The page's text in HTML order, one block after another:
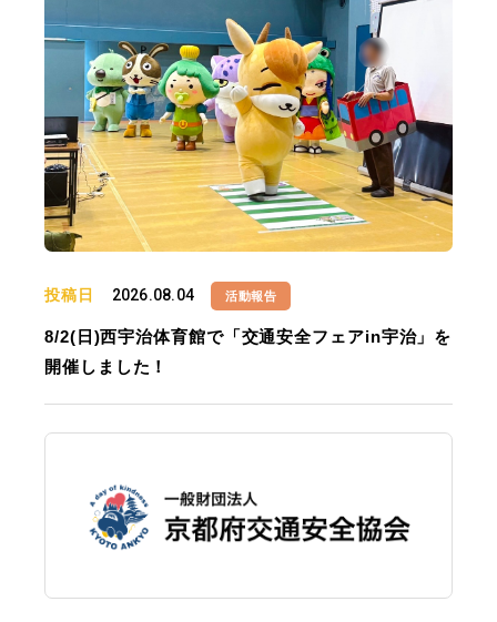
投稿日 2026.08.04 活動報告
8/2(日)西宇治体育館で「交通安全フェアin宇治」を
開催しました！